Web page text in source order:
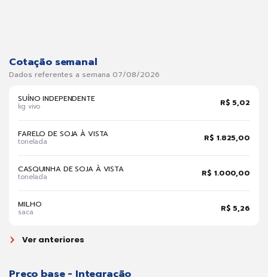
Cotação semanal
Dados referentes a semana 07/08/2026
SUÍNO INDEPENDENTE
kg vivo R$ 5,02
FARELO DE SOJA À VISTA
tonelada R$ 1.825,00
CASQUINHA DE SOJA À VISTA
tonelada R$ 1.000,00
MILHO
saca R$ 5,26
Ver anteriores
Preço base - Integração